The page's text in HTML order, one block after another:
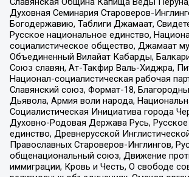
Духовная Семинария Староверов-
Богодержавию, Таблиги Джамаат,
Русское национальное единство,
социалистическое общество, Джамаат
Объединенный Вилайат Кабарды,
Союз славян, Ат-Такфир Валь-Хиджра,
Национал-социалистическая рабочая
Славянский союз, Формат-18,
Дьявола, Армия воли народа,
Социалистическая Инициатива города
Духовно-Родовая Держава Русь,
единство, Древнерусской
Православных Староверов-Инглингов,
общенациональный союз, Движение
иммиграции, Кровь и Честь, О свободе